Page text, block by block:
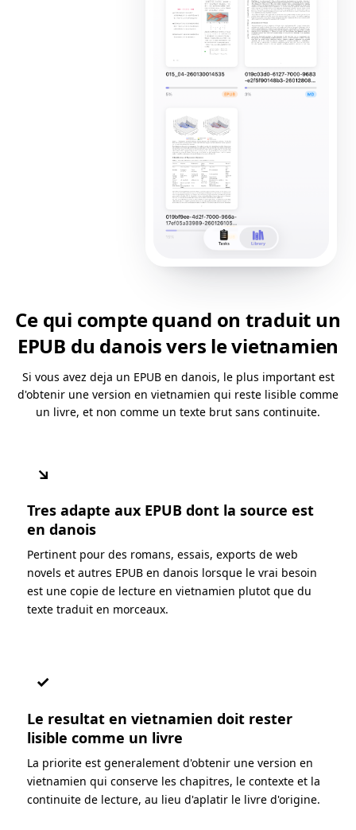
Ce qui compte quand on traduit un
EPUB du danois vers le vietnamien
Si vous avez deja un EPUB en danois, le plus important est
d'obtenir une version en vietnamien qui reste lisible comme
un livre, et non comme un texte brut sans continuite.
↘
Tres adapte aux EPUB dont la source est
en danois
Pertinent pour des romans, essais, exports de web
novels et autres EPUB en danois lorsque le vrai besoin
est une copie de lecture en vietnamien plutot que du
texte traduit en morceaux.
✓
Le resultat en vietnamien doit rester
lisible comme un livre
La priorite est generalement d'obtenir une version en
vietnamien qui conserve les chapitres, le contexte et la
continuite de lecture, au lieu d'aplatir le livre d'origine.